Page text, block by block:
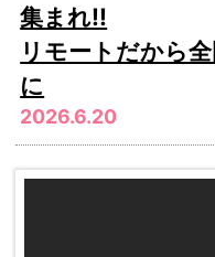
集まれ!!
リモートだから
に
2026.6.20